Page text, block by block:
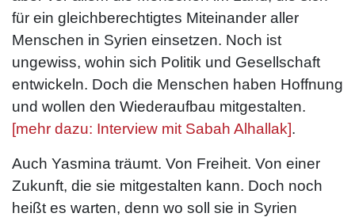
für ein gleichberechtigtes Miteinander aller
Menschen in Syrien einsetzen. Noch ist
ungewiss, wohin sich Politik und Gesellschaft
entwickeln. Doch die Menschen haben Hoffnung
und wollen den Wiederaufbau mitgestalten.
[mehr dazu: Interview mit Sabah Alhallak].
Auch Yasmina träumt. Von Freiheit. Von einer
Zukunft, die sie mitgestalten kann. Doch noch
heißt es warten, denn wo soll sie in Syrien